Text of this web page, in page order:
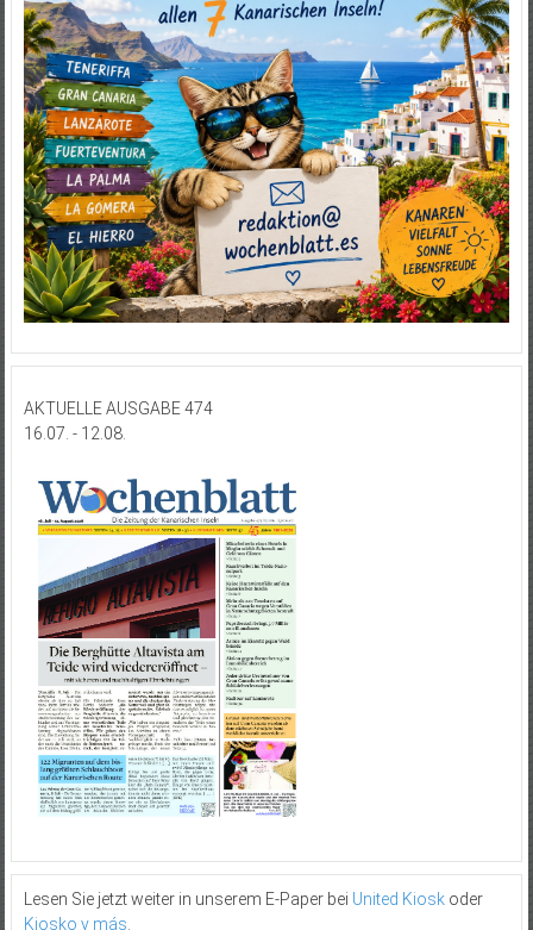
AKTUELLE AUSGABE 474
16.07. - 12.08.
Lesen Sie jetzt weiter in unserem E-Paper bei United Kioskoder
Kiosko y más